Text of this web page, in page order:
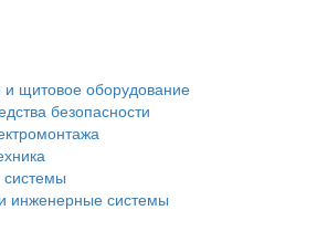
и щитовое оборудование
безопасности
инженерные системы